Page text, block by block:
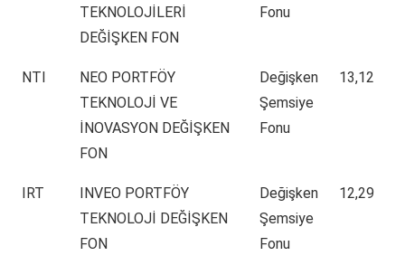
TEKNOLOJİLERİ
DEĞİŞKEN FON
Fonu
NTI
NEO PORTFÖY
TEKNOLOJİ VE
İNOVASYON DEĞİŞKEN
FON
Değişken
Şemsiye
Fonu
13,12
IRT
INVEO PORTFÖY
TEKNOLOJİ DEĞİŞKEN
FON
Değişken
Şemsiye
Fonu
12,29